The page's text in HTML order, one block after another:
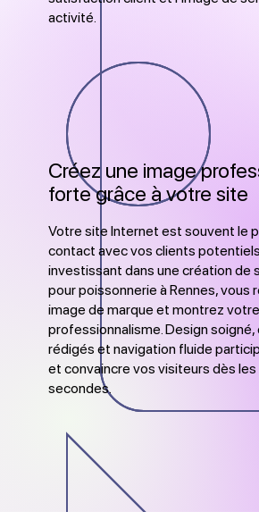
activité.
Créez une image
forte grâce à votre site
Votre site Internet est souvent le
contact avec vos clients
investissant dans une création de
pour poissonnerie à Rennes, vous
image de marque et montrez votre
professionnalisme. Design
rédigés et navigation fluide
et convaincre vos visiteurs dès
secondes.